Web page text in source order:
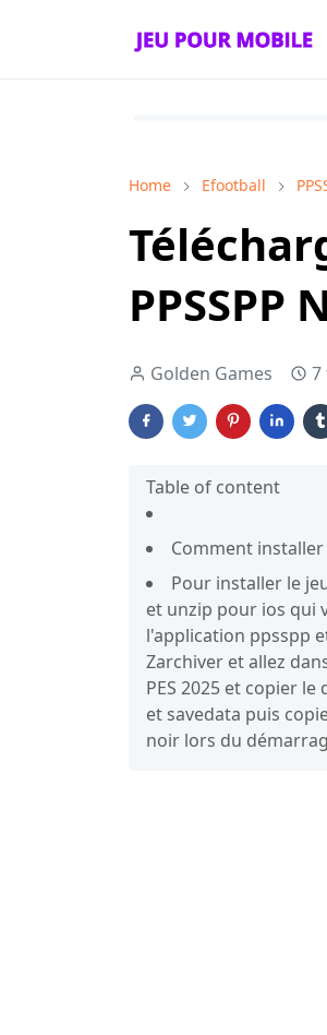
Home Efootball
Golden Games 7
Table of content
Comment installer
Pour installer le
et unzip pour ios qui
l'application ppsspp
Zarchiver et allez
PES 2025 et copier
et savedata puis
noir lors du